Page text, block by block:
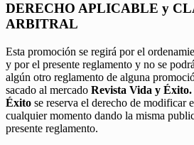
DERECHO APLICABLE y
ARBITRAL
Esta promoción se regirá por el
y por el presente reglamento y no se
algún otro reglamento de alguna
sacado al mercado Revista Vida y Éxito.
Éxito se reserva el derecho de modificar
cualquier momento dando la misma
presente reglamento.